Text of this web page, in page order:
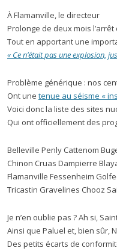
À Flamanville, le directeur
Prolonge de deux mois
Tout en apportant une
« Ce n’était pas une explosion,
Problème générique : nos
Ont une tenue au séisme «
Voici donc la liste des sites
Qui ont officiellement des
Belleville Penly Cattenom
Chinon Cruas Dampierre
Flamanville Fessenheim
Tricastin Gravelines Chooz
Je n’en oublie pas ? Ah si,
Ainsi que Paluel et, bien sûr,
Des petits écarts de